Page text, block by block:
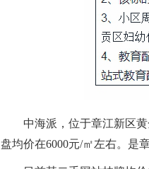
中海派，位于章江新区黄
盘均价在6000元/㎡左右。是